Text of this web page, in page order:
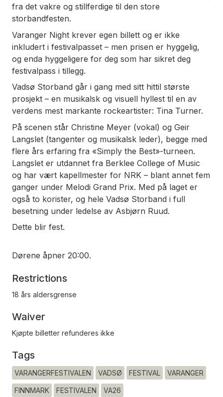
fra det vakre og stillferdige til den store
storbandfesten.
Varanger Night krever egen billett og er ikke
inkludert i festivalpasset – men prisen er hyggelig,
og enda hyggeligere for deg som har sikret deg
festivalpass i tillegg.
Vadsø Storband går i gang med sitt hittil største
prosjekt – en musikalsk og visuell hyllest til en av
verdens mest markante rockeartister: Tina Turner.
På scenen står Christine Meyer (vokal) og Geir
Langslet (tangenter og musikalsk leder), begge med
flere års erfaring fra «Simply the Best»-turneen.
Langslet er utdannet fra Berklee College of Music
og har vært kapellmester for NRK – blant annet fem
ganger under Melodi Grand Prix. Med på laget er
også to korister, og hele Vadsø Storband i full
besetning under ledelse av Asbjørn Ruud.
Dette blir fest.
Dørene åpner 20:00.
Restrictions
18 års aldersgrense
Waiver
Kjøpte billetter refunderes ikke
Tags
VARANGERFESTIVALEN VADSØ FESTIVAL VARANGER
FINNMARK FESTIVALEN VA26